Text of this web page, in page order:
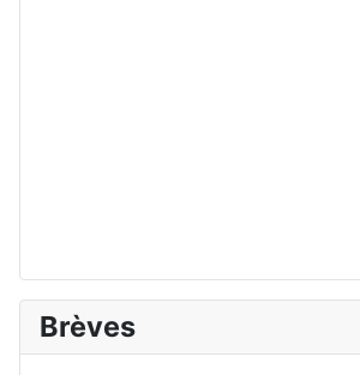
Brèves